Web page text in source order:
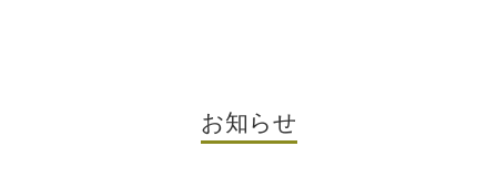
お知らせ